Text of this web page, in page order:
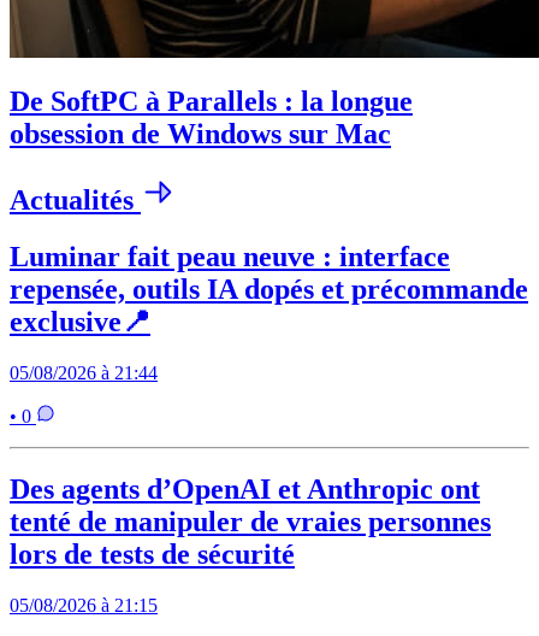
De SoftPC à Parallels : la longue
obsession de Windows sur Mac
Actualités
Luminar fait peau neuve : interface
repensée, outils IA dopés et précommande
exclusive📍
05/08/2026 à 21:44
• 0
Des agents d’OpenAI et Anthropic ont
tenté de manipuler de vraies personnes
lors de tests de sécurité
05/08/2026 à 21:15